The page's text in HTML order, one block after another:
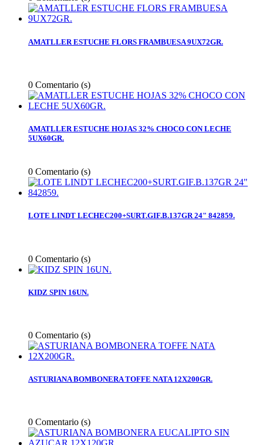
AMATLLER ESTUCHE FLORS FRAMBUESA 9UX72GR.
0 Comentario (s)
AMATLLER ESTUCHE HOJAS 32% CHOCO CON LECHE
5UX60GR.
0 Comentario (s)
LOTE LINDT LECHEC200+SURT.GIF.B.137GR 24" 842859.
0 Comentario (s)
KIDZ SPIN 16UN.
0 Comentario (s)
ASTURIANA BOMBONERA TOFFE NATA 12X200GR.
0 Comentario (s)